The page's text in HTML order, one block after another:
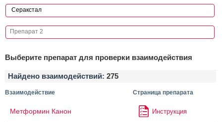
Выберите препарат для проверки взаимодействия
Найдено взаимодействий: 275
Взаимодействие Страница препарата
Метформин Канон Инструкция